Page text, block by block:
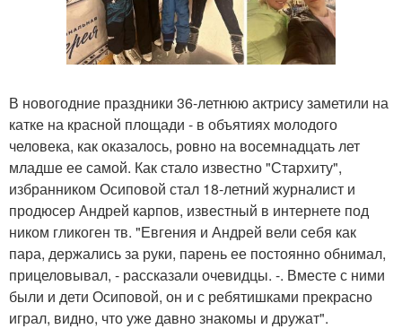
В новогодние праздники 36-летнюю актрису заметили на
катке на красной площади - в объятиях молодого
человека, как оказалось, ровно на восемнадцать лет
младше ее самой. Как стало известно "Стархиту",
избранником Осиповой стал 18-летний журналист и
продюсер Андрей карпов, известный в интернете под
ником гликоген тв. "Евгения и Андрей вели себя как
пара, держались за руки, парень ее постоянно обнимал,
прицеловывал, - рассказали очевидцы. -. Вместе с ними
были и дети Осиповой, он и с ребятишками прекрасно
играл, видно, что уже давно знакомы и дружат".